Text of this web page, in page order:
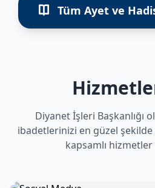
Tüm Ayet ve
Diyanet İşleri Başkanlığı
ibadetlerinizi en güzel
kapsamlı